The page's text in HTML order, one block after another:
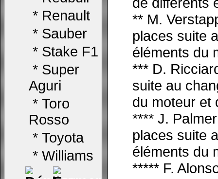
* Renault
* Sauber
* Stake F1
* Super
Aguri
* Toro
Rosso
* Toyota
* Williams
** M.
places suite
éléments du
*** D.
suite au
du moteur et
**** J.
places suite
éléments du
***** F.